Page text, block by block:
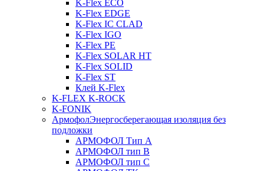
K-Flex ECO
K-Flex EDGE
K-Flex IC CLAD
K-Flex IGO
K-Flex PE
K-Flex SOLAR HT
K-Flex SOLID
K-Flex ST
Клей K-Flex
K-FLEX K-ROCK
K-FONIK
АрмофолЭнергосберегающая изоляция без
подложки
АРМОФОЛ Тип А
АРМОФОЛ тип В
АРМОФОЛ тип C